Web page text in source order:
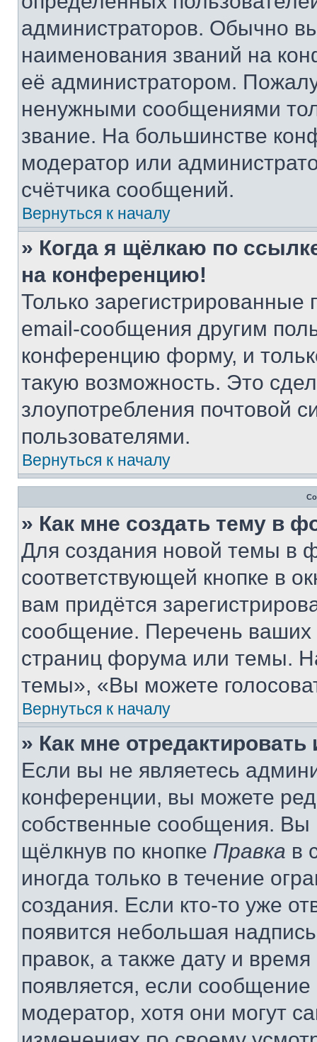
администраторов. Обычно
наименования званий на
её администратором.
ненужными сообщениями
звание. На большинстве
модератор или
счётчика сообщений.
Вернуться к началу
» Когда я щёлкаю по
на конференцию!
Только зарегистрированные
email-сообщения другим
конференцию форму, и
такую возможность. Это
злоупотребления почтовой
пользователями.
Вернуться к началу
» Как мне создать тему в
Для создания новой темы в
соответствующей кнопке в
вам придётся
сообщение. Перечень ваших
страниц форума или темы.
темы», «Вы можете
Вернуться к началу
» Как мне
Если вы не являетесь
конференции, вы можете
собственные сообщения. Вы
щёлкнув по кнопке Правка в
иногда только в течение
создания. Если кто-то уже
появится небольшая
правок, а также дату и
появляется, если
модератор, хотя они могут